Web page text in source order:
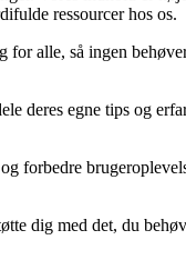
ressourcer hos os.
alle, så ingen
deres egne tips og
forbedre
dig med det, du